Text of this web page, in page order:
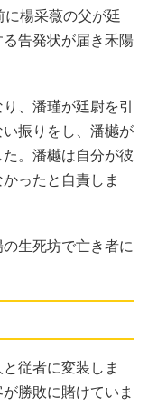
楊采薇の父が廷
告発状が届き禾陽
、潘瑾が廷尉を引
振りをし、潘樾が
。潘樾は自分が彼
ったと自責しま
生死坊で亡き者に
従者に変装しま
勝敗に賭けていま